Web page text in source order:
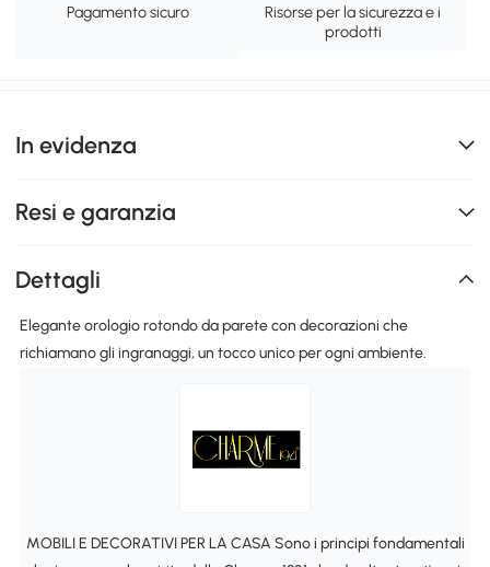
Pagamento sicuro
Risorse per la sicurezza e i
prodotti
In evidenza
Resi e garanzia
Dettagli
Elegante orologio rotondo da parete con decorazioni che
richiamano gli ingranaggi, un tocco unico per ogni ambiente.
MOBILI E DECORATIVI PER LA CASA Sono i principi fondamentali